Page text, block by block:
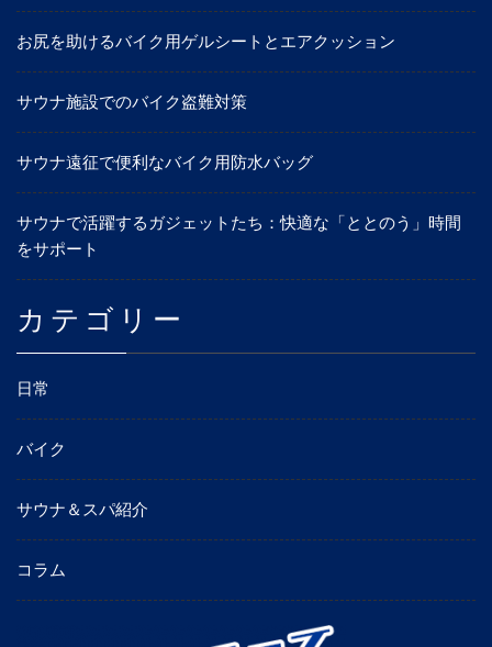
お尻を助けるバイク用ゲルシートとエアクッション
サウナ施設でのバイク盗難対策
サウナ遠征で便利なバイク用防水バッグ
サウナで活躍するガジェットたち：快適な「ととのう」時間
をサポート
カテゴリー
日常
バイク
サウナ＆スパ紹介
コラム